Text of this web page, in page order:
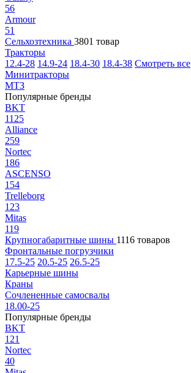
56
Armour
51
Сельхозтехника 3801 товар
Тракторы
12.4-28 14.9-24 18.4-30 18.4-38 Смотреть все
Минитракторы
МТЗ
Популярные бренды
BKT
1125
Alliance
259
Nortec
186
ASCENSO
154
Trelleborg
123
Mitas
119
Крупногабаритные шины 1116 товаров
Фронтальные погрузчики
17.5-25 20.5-25 26.5-25
Карьерные шины
Краны
Сочлененные самосвалы
18.00-25
Популярные бренды
BKT
121
Nortec
40